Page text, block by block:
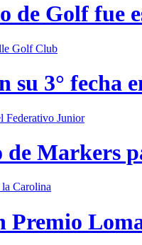
de Golf fue
su 3° fecha
de Markers
Premio